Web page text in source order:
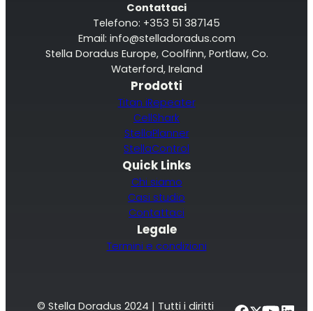
Contattaci
Telefono: +353 51 387145
Email: info@stelladoradus.com
Stella Doradus Europe, Coolfinn, Portlaw, Co.
Waterford, Ireland
Prodotti
Titan iRepeater
CellShark
StellaPlanner
StellaControl
Quick Links
Chi siamo
Casi studio
Contattaci
Legale
Termini e condizioni
© Stella Doradus 2024 | Tutti i diritti